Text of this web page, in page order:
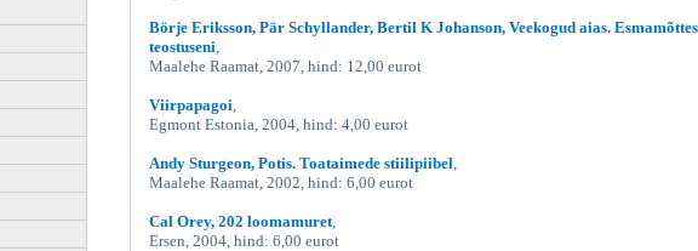
Börje Eriksson, Pär Schyllander, Bertil K Johanson, Veekogud aias.
teostuseni
Maalehe Raamat, 2007, hind: 12,00 eurot
Viirpapagoi
Egmont Estonia, 2004, hind: 4,00 eurot
Andy Sturgeon, Potis. Toataimede stiilipiibel
Maalehe Raamat, 2002, hind: 6,00 eurot
Cal Orey, 202 loomamuret
Ersen, 2004, hind: 6,00 eurot